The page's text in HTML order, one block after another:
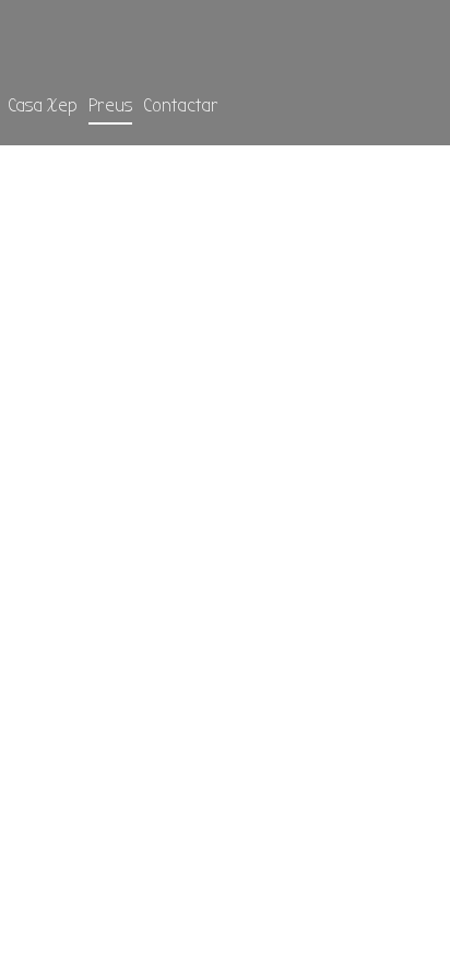
Casa Xep Preus Contactar